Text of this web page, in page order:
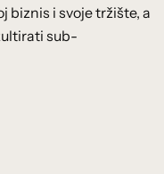
biznis i svoje tržište, a
sub-